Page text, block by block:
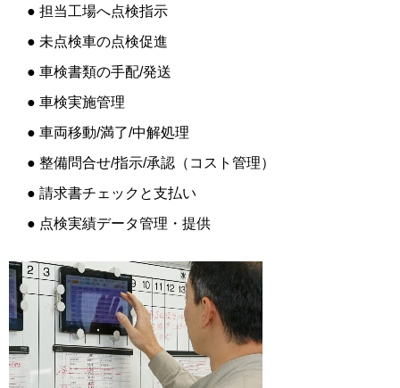
● 担当工場へ点検指示
● 未点検車の点検促進
● 車検書類の手配/発送
● 車検実施管理
● 車両移動/満了/中解処理
● 整備問合せ/指示/承認（コスト管理）
● 請求書チェックと支払い
● 点検実績データ管理・提供